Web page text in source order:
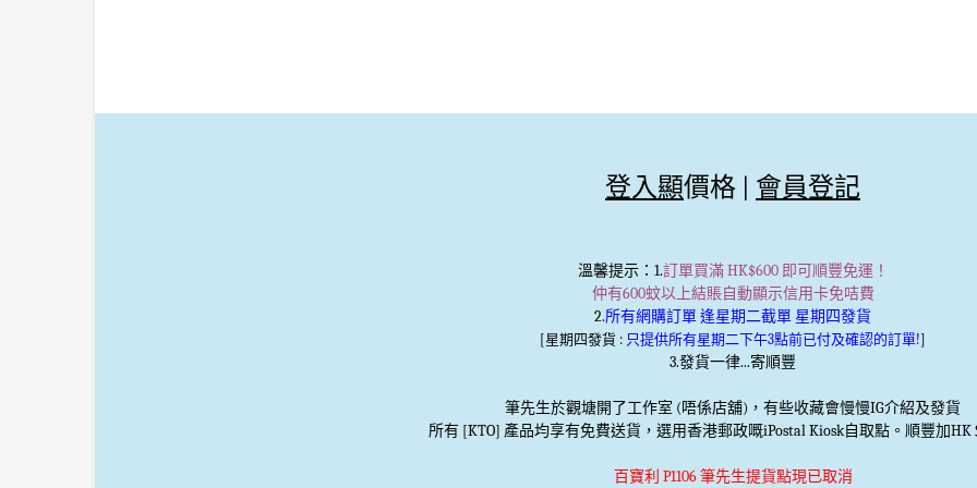
登入顯價格 | 會員登記
溫馨提示：1.訂單買滿 HK$600 即可順豐免運！
仲有600蚊以上結賬自動顯示信用卡免咭費
2.所有網購訂單 逢星期二截單 星期四發貨
[星期四發貨 : 只提供所有星期二下午3點前已付及確認的訂單!]
3.發貨一律...寄順豐
筆先生於觀塘開了工作室 (唔係店舖)，有些收藏會慢慢IG介紹及發貨
所有 [KTO] 產品均享有免費送貨，選用香港郵政嘅iPostal Kiosk自取點。順豐加HK
百寶利 P1106 筆先生提貨點現已取消